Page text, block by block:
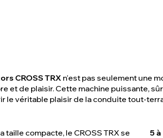
CROSS TRX n'est pas seulement une
et de plaisir. Cette machine puissante,
le véritable plaisir de la conduite tout-
taille compacte, le CROSS TRX se
5 à